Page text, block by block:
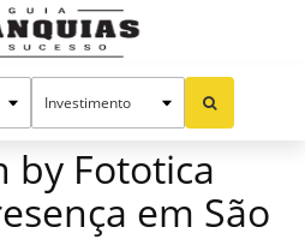
by Fototica
em São